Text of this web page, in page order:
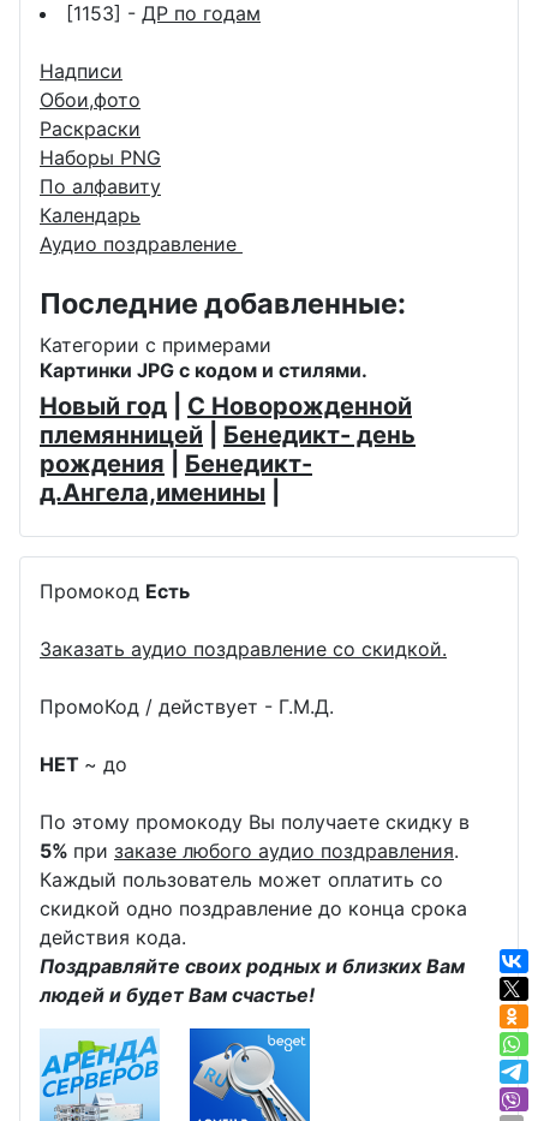
[1153] - ДР по годам
Надписи
Обои,фото
Раскраски
Наборы PNG
По алфавиту
Календарь
Аудио поздравление
Последние добавленные:
Категории с примерами
Картинки JPG с кодом и стилями.
Новый год
С Новорожденной
племянницей
Бенедикт- день
рождения
Бенедикт-
д.Ангела,именины
Промокод Есть
Заказать аудио поздравление со скидкой.
ПромоКод / действует - Г.М.Д.
НЕТ ~ до
По этому промокоду Вы получаете скидку в
5% при заказе любого аудио поздравления.
Каждый пользователь может оплатить со
скидкой одно поздравление до конца срока
действия кода.
Поздравляйте своих родных и близких Вам
людей и будет Вам счастье!